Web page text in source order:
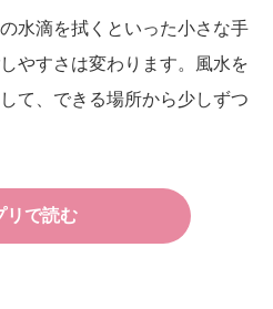
水滴を拭くといった小さな手
やすさは変わります。風水を
て、できる場所から少しずつ
リで読む